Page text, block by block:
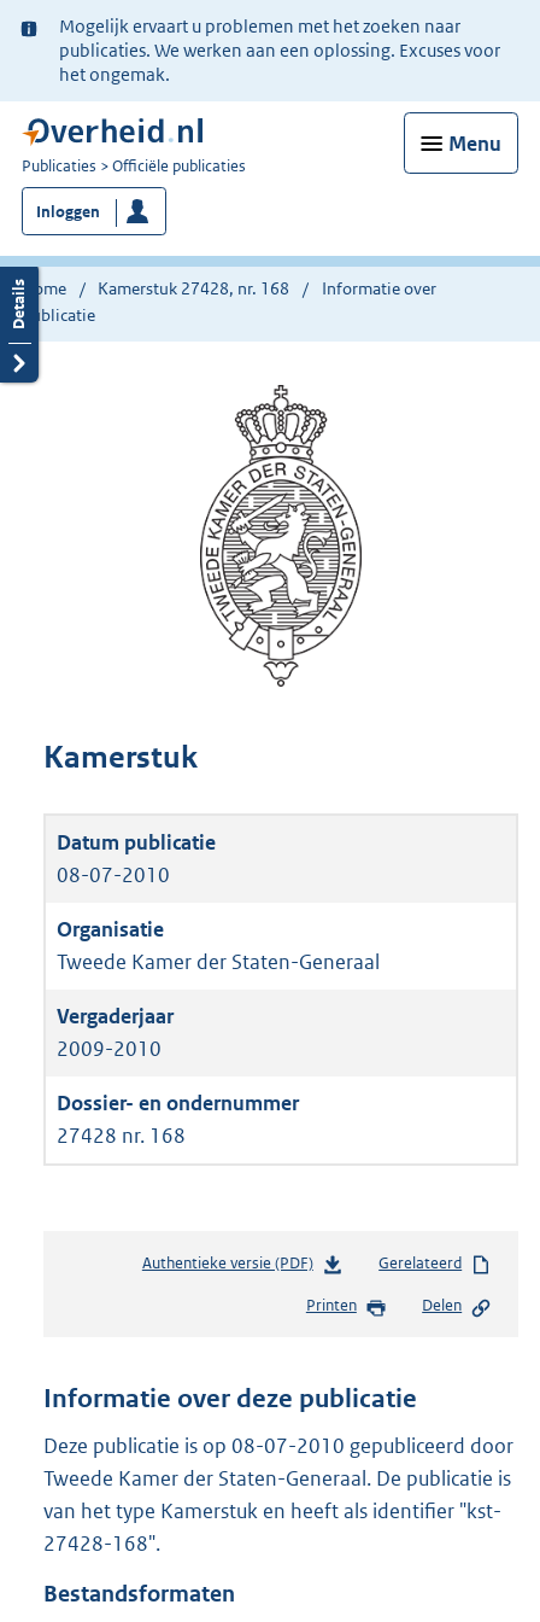
Ter
informatie:
Mogelijk ervaart u problemen met het zoeken naar
publicaties. We werken aan een oplossing. Excuses voor
het ongemak.
Menu
U
bent
nu
hier:
Publicaties Officiële publicaties
Inloggen
Home Kamerstuk 27428, nr. 168
Informatie over
publicatie
Kamerstuk
08-07-2010
Tweede Kamer der Staten-Generaal
2009-2010
27428 nr. 168
Authentieke versie (PDF)b
s
n
s
r
o
Gerelateerd
Printen Delen
Informatie over deze publicatie
Deze publicatie is op 08-07-2010 gepubliceerd door
Tweede Kamer der Staten-Generaal. De publicatie is
van het type Kamerstuk en heeft als identifier "kst-
27428-168".
Bestandsformaten